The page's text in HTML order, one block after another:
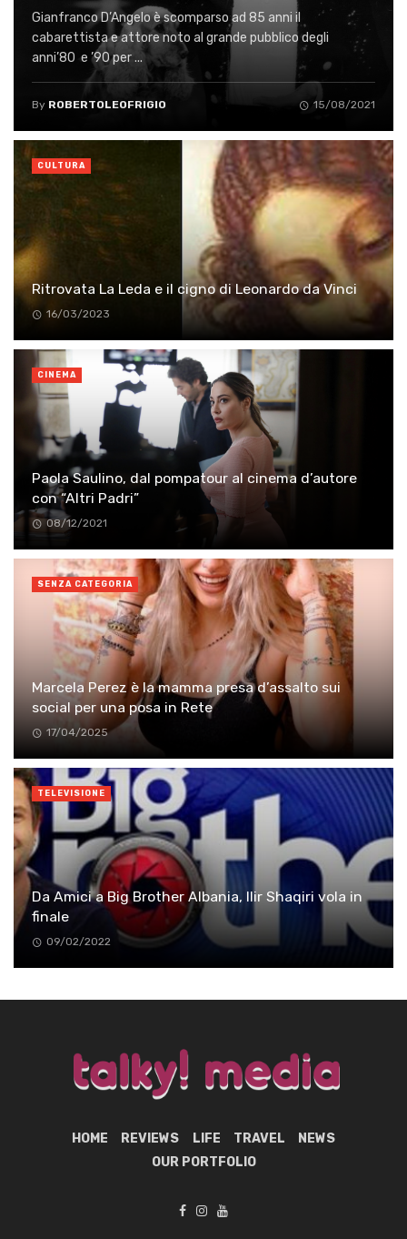
Gianfranco D’Angelo è scomparso ad 85 anni il
cabarettista e attore noto al grande pubblico degli
anni’80 e ’90 per ...
By ROBERTOLEOFRIGIO 15/08/2021
Ritrovata La Leda e il cigno di Leonardo da Vinci
16/03/2023
CULTURA
Paola Saulino, dal pompatour al cinema d’autore
con “Altri Padri”
08/12/2021
CINEMA
Marcela Perez è la mamma presa d’assalto sui
social per una posa in Rete
17/04/2025
SENZA CATEGORIA
Da Amici a Big Brother Albania, Ilir Shaqiri vola in
finale
09/02/2022
TELEVISIONE
HOME REVIEWS LIFE TRAVEL
NEWS
OUR PORTFOLIO